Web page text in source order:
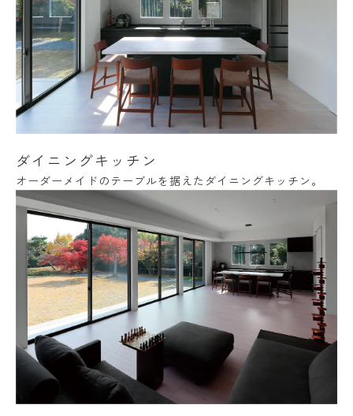
ダイニングキッチン
オーダーメイドのテーブルを据えたダイニングキッチン。